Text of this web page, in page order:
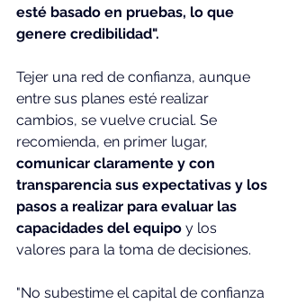
esté basado en pruebas, lo que
genere credibilidad".
Tejer una red de confianza, aunque
entre sus planes esté realizar
cambios, se vuelve crucial. Se
recomienda, en primer lugar,
comunicar claramente y con
transparencia sus expectativas y los
pasos a realizar para evaluar las
capacidades del equipo y los
valores para la toma de decisiones.
"No subestime el capital de confianza